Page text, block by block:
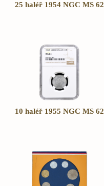
25 haléř 1954 NGC MS 62
10 haléř 1955 NGC MS 62